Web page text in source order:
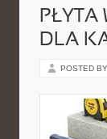
PŁYTA
DLA
POSTED